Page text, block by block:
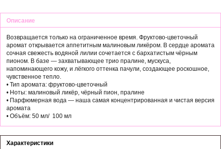
Описание
Возвращается только на ограниченное время. Фруктово-цветочный
аромат открывается аппетитным малиновым ликёром. В сердце аромата
сочная свежесть водяной лилии сочетается с бархатистым чёрным
пионом. В базе — захватывающее трио пралине, мускуса,
напоминающего кожу, и лёгкого оттенка пачули, создающее роскошное,
чувственное тепло.
• Тип аромата: фруктово-цветочный
• Ноты: малиновый ликёр, чёрный пион, пралине
• Парфюмерная вода — наша самая концентрированная и чистая версия
аромата
• Объём: 50 мл/ 100 мл
Характеристики